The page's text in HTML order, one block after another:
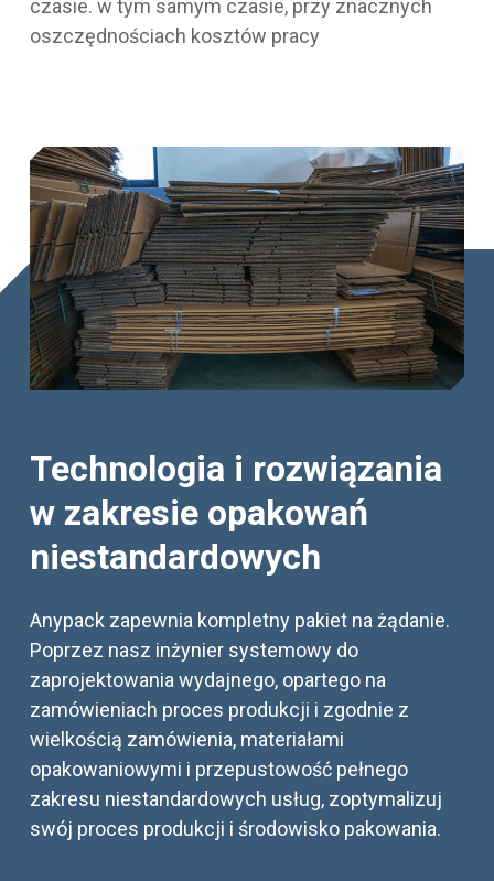
czasie. w tym samym czasie, przy znacznych
oszczędnościach kosztów pracy
Technologia i rozwiązania
w zakresie opakowań
niestandardowych
Anypack zapewnia kompletny pakiet na żądanie.
Poprzez nasz inżynier systemowy do
zaprojektowania wydajnego, opartego na
zamówieniach proces produkcji i zgodnie z
wielkością zamówienia, materiałami
opakowaniowymi i przepustowość pełnego
zakresu niestandardowych usług, zoptymalizuj
swój proces produkcji i środowisko pakowania.